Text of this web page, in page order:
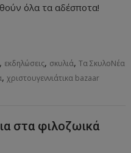
όλα τα αδέσποτα!
, εκδηλώσεις, σκυλιά,Τα ΣκυλοΝέα
,χριστουγεννιάτικα bazaar
στα φιλοζωικά